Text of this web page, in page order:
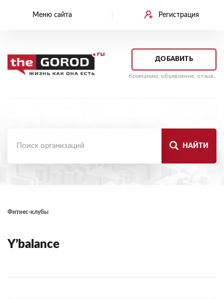
Меню сайта Регистрация
ДОБАВИТЬ
Компанию, объявление, отзыв..
НАЙТИ
Фитнес-клубы
Y’balance